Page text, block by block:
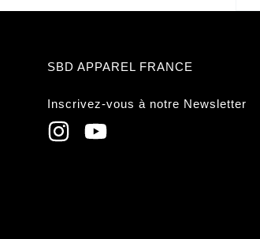
SBD APPAREL FRANCE
Inscrivez-vous à notre Newsletter